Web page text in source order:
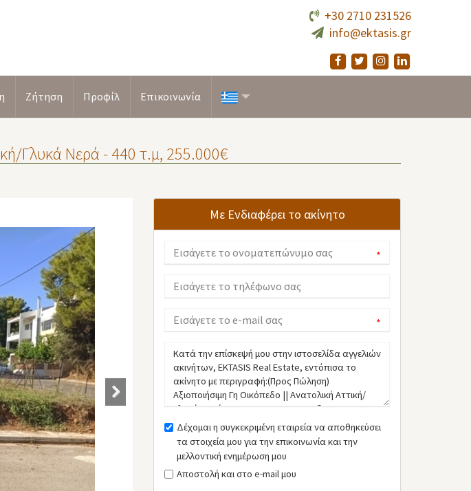
+30 2710 231526
info@ektasis.gr
Ζήτηση Προφίλ Επικοινωνία
Γλυκά Νερά - 440 τ.μ, 255.000€
Με Ενδιαφέρει το ακίνητο
*
*
Δέχομαι η συγκεκριμένη εταιρεία να αποθηκεύσει
τα στοιχεία μου για την επικοινωνία και την
μελλοντική ενημέρωση μου
Αποστολή και στο e-mail μου